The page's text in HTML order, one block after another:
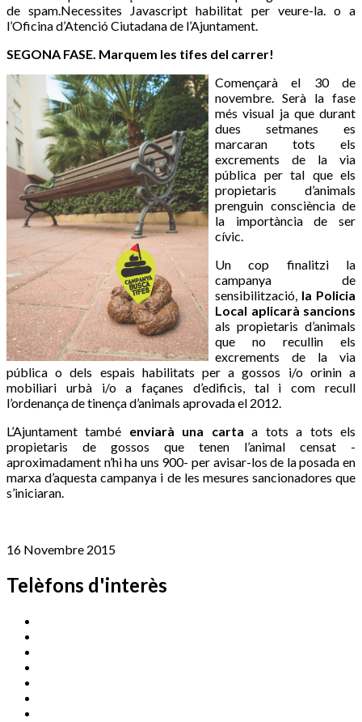
de spam.Necessites Javascript habilitat per veure-la.o a
l’Oficina d’Atenció Ciutadana de l’Ajuntament.
SEGONA FASE. Marquem les tifes del carrer!
Començarà el 30 de
novembre. Serà la fase
més visual ja que durant
dues setmanes es
marcaran tots els
excrements de la via
pública per tal que els
propietaris d’animals
prenguin consciència de
la importància de ser
cívic.
Un cop finalitzi la
campanya de
sensibilització, la Policia
Local aplicarà sancions
als propietaris d’animals
que no recullin els
excrements de la via
pública o dels espais habilitats per a gossos i/o orinin a
mobiliari urbà i/o a façanes d’edificis, tal i com recull
l’ordenança de tinença d’animals aprovada el 2012.
L’Ajuntament també enviarà una carta a tots a tots els
propietaris de gossos que tenen l’animal censat -
aproximadament n’hi ha uns 900- per avisar-los de la posada en
marxa d’aquesta campanya i de les mesures sancionadores que
s’iniciaran.
16 Novembre 2015
Telèfons d'interès